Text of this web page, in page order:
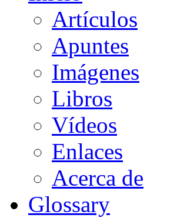
Artículos
Apuntes
Imágenes
Libros
Vídeos
Enlaces
Acerca de
Glossary